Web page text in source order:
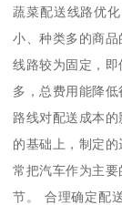
蔬菜配送线路优
小、种类多的商
线路较为固定，
多，总费用能降
路线对配送成本
的基础上，制定
常把汽车作为主
节。 合理确定配